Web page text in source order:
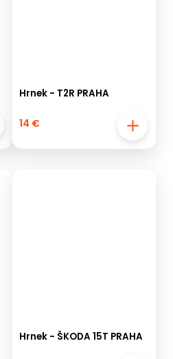
Hrnek - T2R PRAHA
14 €
Hrnek - ŠKODA 15T PRAHA